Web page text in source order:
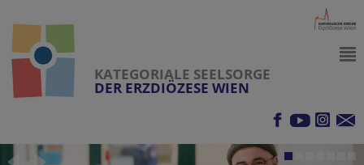
KATEGORIALE SEELSORGE
DER ERZDIÖZESE WIEN